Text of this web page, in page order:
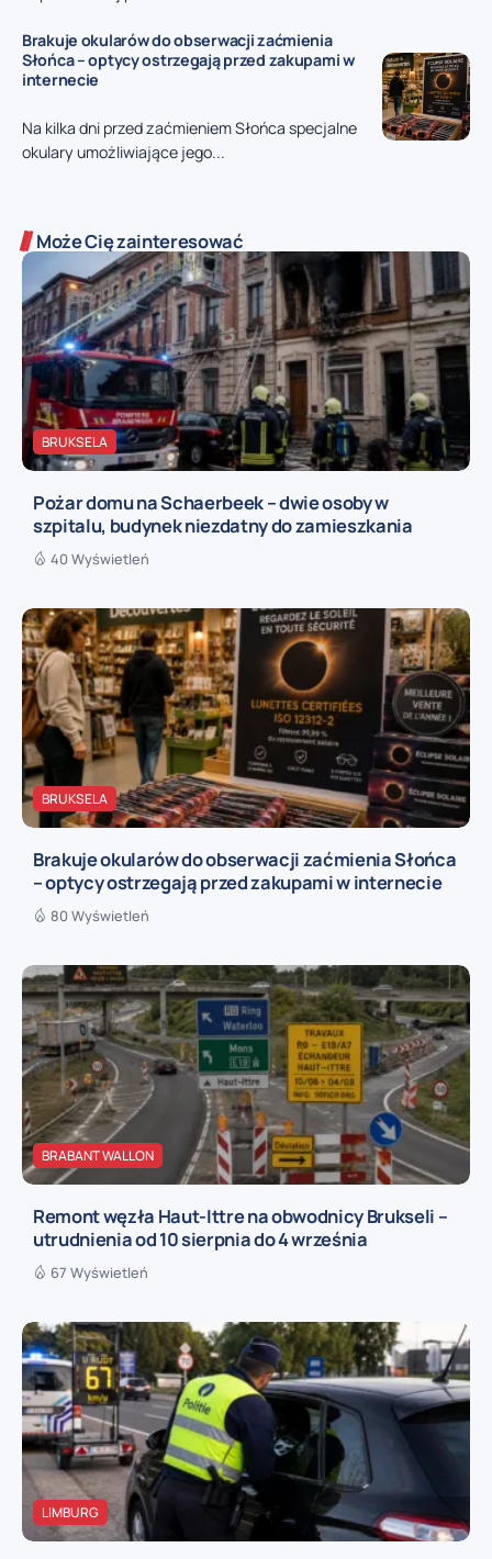
Brakuje okularów do obserwacji zaćmienia
Słońca – optycy ostrzegają przed zakupami w
internecie
Na kilka dni przed zaćmieniem Słońca specjalne
okulary umożliwiające jego...
Może Cię zainteresować
BRUKSELA
Pożar domu na Schaerbeek – dwie osoby w
szpitalu, budynek niezdatny do zamieszkania
40 Wyświetleń
BRUKSELA
Brakuje okularów do obserwacji zaćmienia Słońca
– optycy ostrzegają przed zakupami w internecie
80 Wyświetleń
BRABANT WALLON
Remont węzła Haut-Ittre na obwodnicy Brukseli –
utrudnienia od 10 sierpnia do 4 września
67 Wyświetleń
LIMBURG